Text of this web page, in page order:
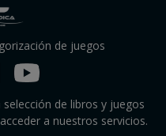
de juegos
selección de libros y juegos
a nuestros servicios.